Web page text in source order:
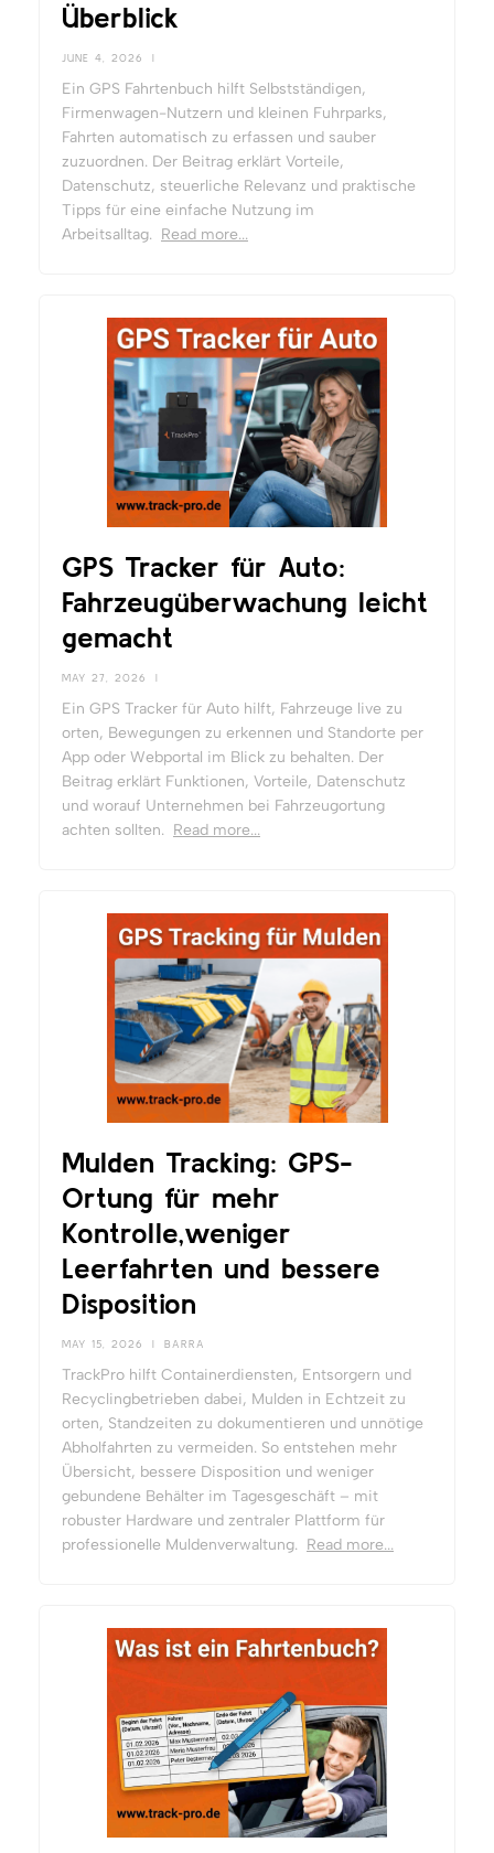
Überblick
JUNE 4, 2026 |
Ein GPS Fahrtenbuch hilft Selbstständigen,
Firmenwagen-Nutzern und kleinen Fuhrparks,
Fahrten automatisch zu erfassen und sauber
zuzuordnen. Der Beitrag erklärt Vorteile,
Datenschutz, steuerliche Relevanz und praktische
Tipps für eine einfache Nutzung im
Arbeitsalltag. Read more...
GPS Tracker für Auto:
Fahrzeugüberwachung leicht
gemacht
MAY 27, 2026 |
Ein GPS Tracker für Auto hilft, Fahrzeuge live zu
orten, Bewegungen zu erkennen und Standorte per
App oder Webportal im Blick zu behalten. Der
Beitrag erklärt Funktionen, Vorteile, Datenschutz
und worauf Unternehmen bei Fahrzeugortung
achten sollten. Read more...
Mulden Tracking: GPS-
Ortung für mehr
Kontrolle,weniger
Leerfahrten und bessere
Disposition
MAY 15, 2026 | BARRA
TrackPro hilft Containerdiensten, Entsorgern und
Recyclingbetrieben dabei, Mulden in Echtzeit zu
orten, Standzeiten zu dokumentieren und unnötige
Abholfahrten zu vermeiden. So entstehen mehr
Übersicht, bessere Disposition und weniger
gebundene Behälter im Tagesgeschäft – mit
robuster Hardware und zentraler Plattform für
professionelle Muldenverwaltung. Read more...